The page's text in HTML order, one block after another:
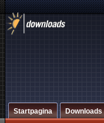
Startpagina Downloads